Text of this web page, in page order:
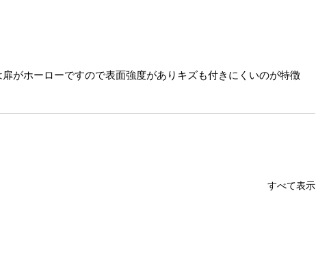
がホーローですので表面強度がありキズも付きにくいのが特徴
すべて表示